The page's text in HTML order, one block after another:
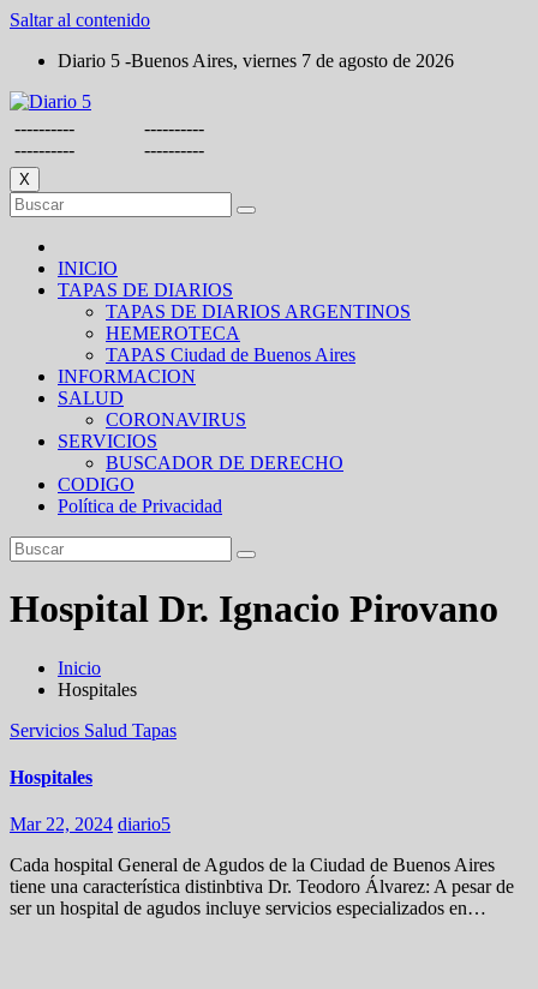
Saltar al contenido
Diario 5 -Buenos Aires, viernes 7 de agosto de 2026
----------
----------
----------
----------
X
INICIO
TAPAS DE DIARIOS
TAPAS DE DIARIOS ARGENTINOS
HEMEROTECA
TAPAS Ciudad de Buenos Aires
INFORMACION
SALUD
CORONAVIRUS
SERVICIOS
BUSCADOR DE DERECHO
CODIGO
Política de Privacidad
Hospital Dr. Ignacio Pirovano
Inicio
Hospitales
Servicios Salud Tapas
Hospitales
Mar 22, 2024 diario5
Cada hospital General de Agudos de la Ciudad de Buenos Aires
tiene una característica distinbtiva Dr. Teodoro Álvarez: A pesar de
ser un hospital de agudos incluye servicios especializados en…